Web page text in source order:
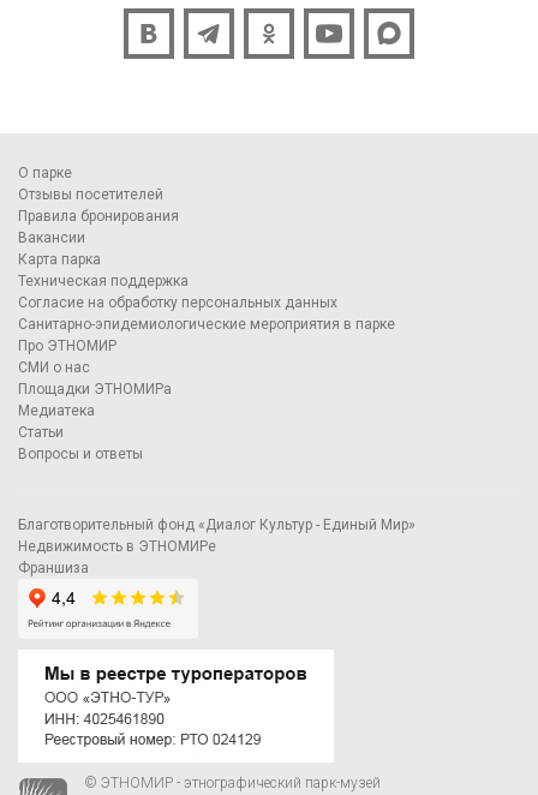
О парке
Отзывы посетителей
Правила бронирования
Вакансии
Карта парка
Техническая поддержка
Согласие на обработку персональных данных
Санитарно-эпидемиологические мероприятия в парке
Про ЭТНОМИР
СМИ о нас
Площадки ЭТНОМИРа
Медиатека
Статьи
Вопросы и ответы
Благотворительный фонд «Диалог Культур - Единый Мир»
Недвижимость в ЭТНОМИРе
Франшиза
© ЭТНОМИР - этнографический парк-музей